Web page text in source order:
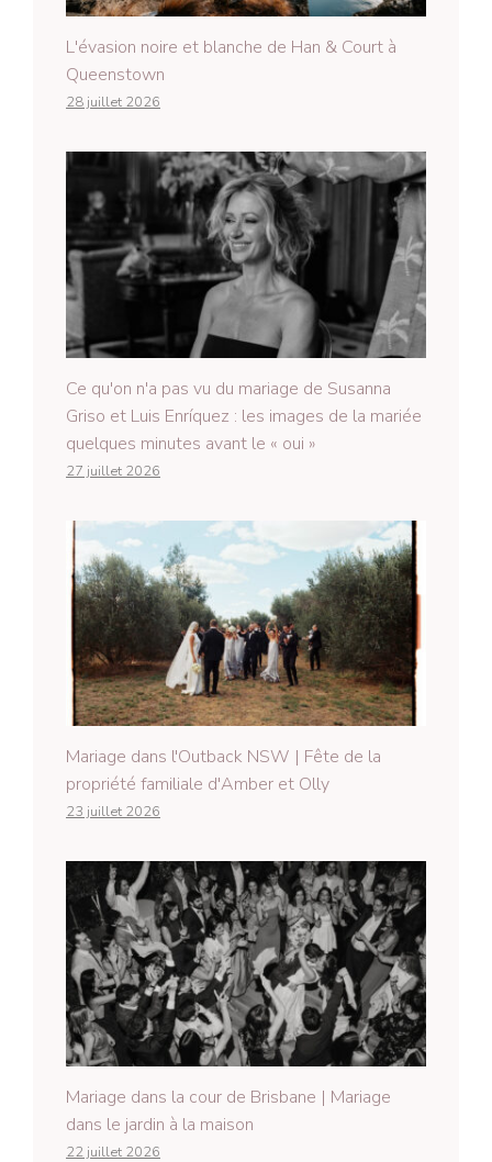
L'évasion noire et blanche de Han & Court à
Queenstown
28 juillet 2026
Ce qu'on n'a pas vu du mariage de Susanna
Griso et Luis Enríquez : les images de la mariée
quelques minutes avant le « oui »
27 juillet 2026
Mariage dans l'Outback NSW | Fête de la
propriété familiale d'Amber et Olly
23 juillet 2026
Mariage dans la cour de Brisbane | Mariage
dans le jardin à la maison
22 juillet 2026